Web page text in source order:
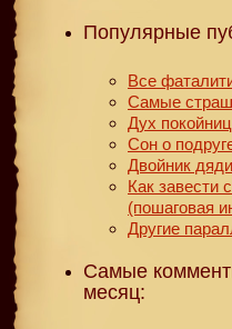
Популярные
Все
Самые
Дух
Сон о
Двойник дяди
Как завести
(пошаговая
Другие
Самые
месяц: